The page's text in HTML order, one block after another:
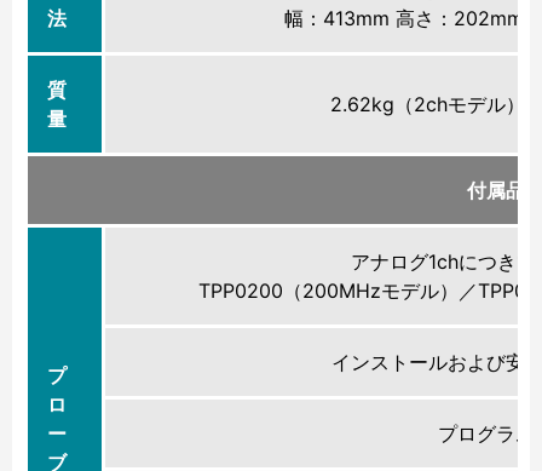
法
幅：413mm 高さ：202mm
質
量
2.62kg（2chモデル）
付属品
プ
ロ
ー
ブ
アナログ1chにつき1
TPP0200（200MHzモデル）／
インストールおよび安
プログラム